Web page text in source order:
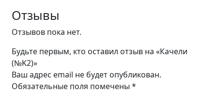
Отзывы
Отзывов пока нет.
Будьте первым, кто оставил отзыв на «Качели
(№K2)»
Ваш адрес email не будет опубликован.
Обязательные поля помечены *